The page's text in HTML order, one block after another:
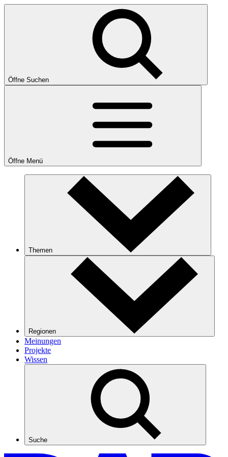
Öffne Suchen
Öffne Menü
Themen
Regionen
Meinungen
Projekte
Wissen
Suche